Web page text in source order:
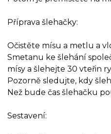
Příprava šlehačky:
Očistěte mísu a metlu a
Smetanu ke šlehání
mísy a šlehejte 30 vteřin
Pozorně sledujte, kdy
Než bude čas šlehačku
Sestavení: